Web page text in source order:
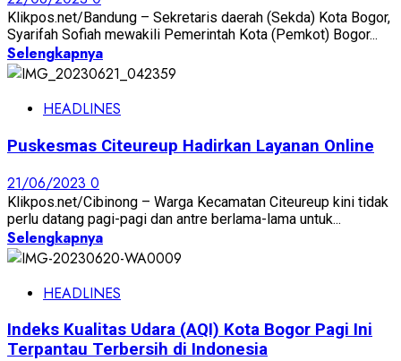
Klikpos.net/Bandung – Sekretaris daerah (Sekda) Kota Bogor,
Syarifah Sofiah mewakili Pemerintah Kota (Pemkot) Bogor...
Selengkapnya
HEADLINES
Puskesmas Citeureup Hadirkan Layanan Online
21/06/2023 0
Klikpos.net/Cibinong – Warga Kecamatan Citeureup kini tidak
perlu datang pagi-pagi dan antre berlama-lama untuk...
Selengkapnya
HEADLINES
Indeks Kualitas Udara (AQI) Kota Bogor Pagi Ini
Terpantau Terbersih di Indonesia